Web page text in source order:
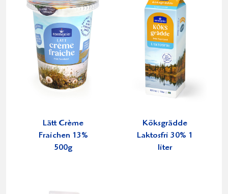
Lätt Crème
Fraichen 13%
500g
Köksgrädde
Laktosfri 30% 1
liter